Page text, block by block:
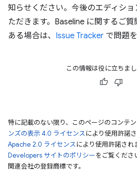
知らせください。今後のエディシ
ただきます。Baseline に関するご
ある場合は、 Issue Tracker で問題
この情報は役に立ちま
特に記載のない限り、このページのコンテ
ンズの表示 4.0 ライセンスにより使用許諾
Apache 2.0 ライセンスにより使用許諾され
Developers サイトのポリシーをご覧くだ
関連会社の登録商標です。